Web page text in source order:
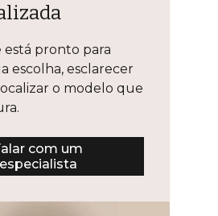
está pronto para
escolha, esclarecer
o modelo que
com um
especialista